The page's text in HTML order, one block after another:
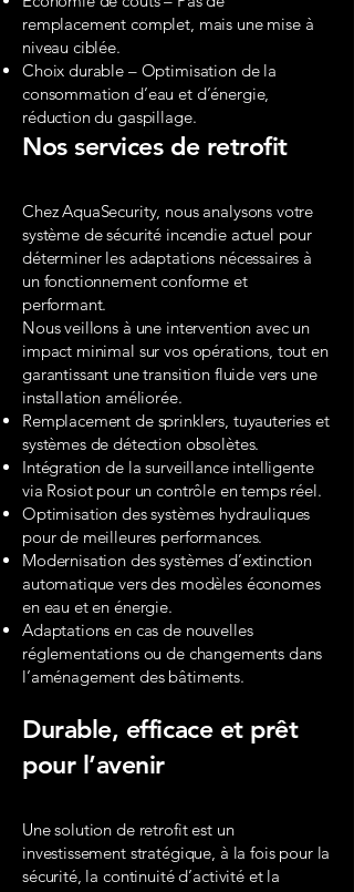
remplacement complet, mais une mise à
niveau ciblée.
Choix durable – Optimisation de la
consommation d’eau et d’énergie,
réduction du gaspillage.
Nos services de retrofit
Chez AquaSecurity, nous analysons votre
système de sécurité incendie actuel pour
déterminer les adaptations nécessaires à
un fonctionnement conforme et
performant.
Nous veillons à une intervention avec un
impact minimal sur vos opérations, tout en
garantissant une transition fluide vers une
installation améliorée.
Remplacement de sprinklers, tuyauteries et
systèmes de détection obsolètes.
Intégration de la surveillance intelligente
via Rosiot pour un contrôle en temps réel.
Optimisation des systèmes hydrauliques
pour de meilleures performances.
Modernisation des systèmes d’extinction
automatique vers des modèles économes
en eau et en énergie.
Adaptations en cas de nouvelles
réglementations ou de changements dans
l’aménagement des bâtiments.
Durable, efficace et prêt
pour l’avenir
Une solution de retrofit est un
investissement stratégique, à la fois pour la
sécurité, la continuité d’activité et la